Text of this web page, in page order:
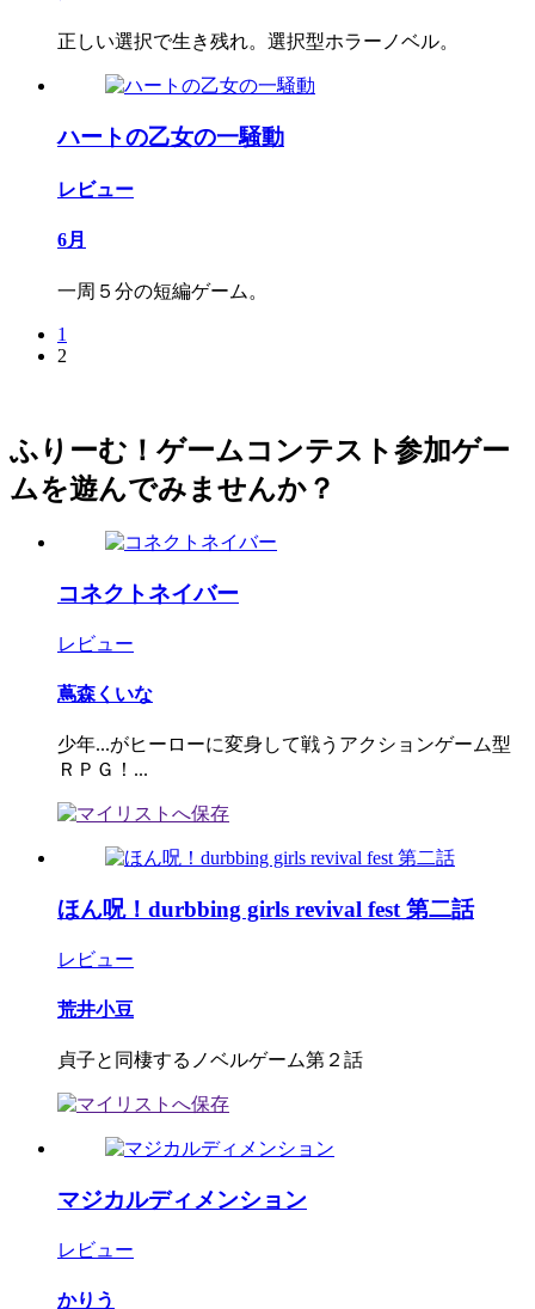
正しい選択で生き残れ。選択型ホラーノベル。
ハートの乙女の一騒動
レビュー
6月
一周５分の短編ゲーム。
1
2
ふりーむ！ゲームコンテスト参加ゲー
ムを遊んでみませんか？
コネクトネイバー
レビュー
蔦森くいな
少年...がヒーローに変身して戦うアクションゲーム型
ＲＰＧ！...
ほん呪！durbbing girls revival fest 第二話
レビュー
荒井小豆
貞子と同棲するノベルゲーム第２話
マジカルディメンション
レビュー
かりう